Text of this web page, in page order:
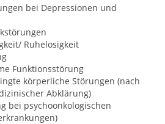
bei Depressionen und
Ruhelosigkeit
Funktionsstörung
körperliche Störungen (nach
Abklärung)
bei psychoonkologischen